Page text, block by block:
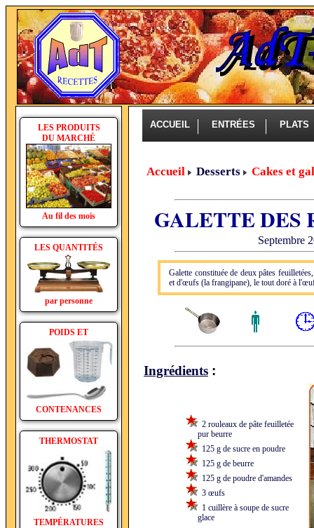
LES PRODUITS
DU MARCHÉ
Au fil des mois
LES QUANTITÉS
par personne
POIDS ET
CONTENANCES
THERMOSTAT
TEMPÉRATURES
ACCUEIL ENTRÉES PLATS
Accueil Desserts Cakes et
GALETTE DES
Septembre
Galette constituée de deux pâtes
et d'œufs (la frangipane), le tout doré à
Ingrédients :
2 rouleaux de pâte feuilletée
pur beurre
125 g de sucre en poudre
125 g de beurre
125 g de poudre d'amandes
3 œufs
1 cuillère à soupe de sucre
glace